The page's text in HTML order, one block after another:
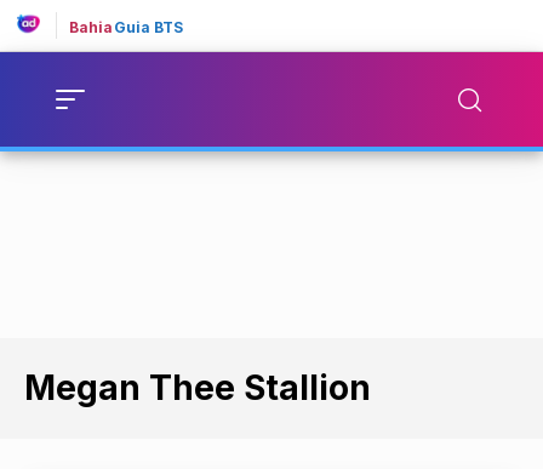
Bahia Guia BTS
Megan Thee Stallion